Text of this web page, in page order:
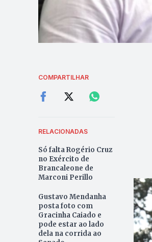
COMPARTILHAR
RELACIONADAS
Só falta Rogério Cruz
no Exército de
Brancaleone de
Marconi Perillo
Gustavo Mendanha
posta foto com
Gracinha Caiado e
pode estar ao lado
dela na corrida ao